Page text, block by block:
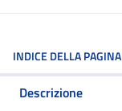
INDICE DELLA PAGINA
Descrizione